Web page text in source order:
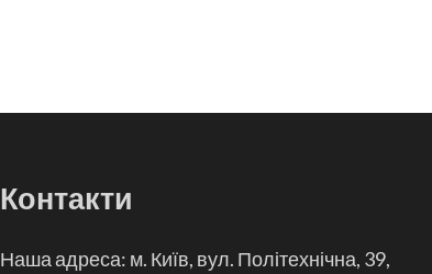
Контакти
Наша адреса: м. Київ, вул. Політехнічна, 39,